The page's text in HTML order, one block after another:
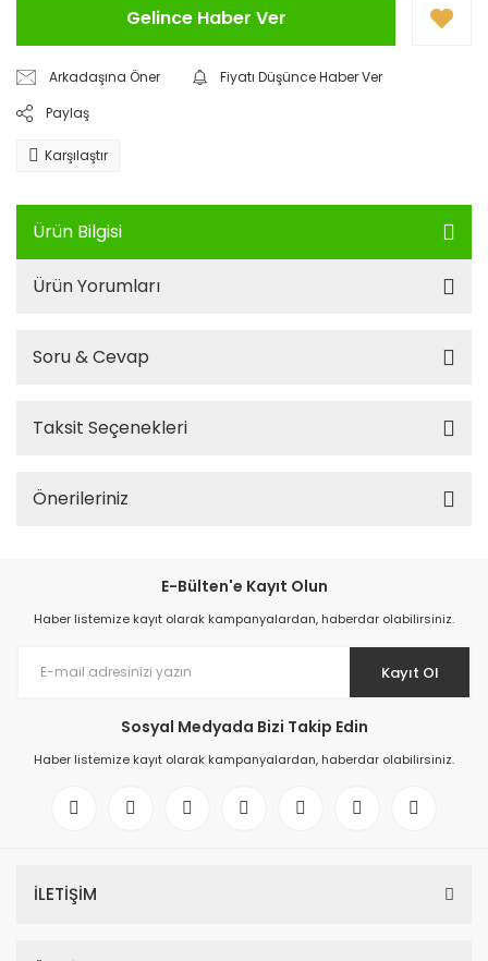
Gelince Haber Ver
Arkadaşına Öner
Fiyatı Düşünce Haber Ver
Paylaş
Karşılaştır
Ürün Bilgisi
Ürün Yorumları
Soru & Cevap
Taksit Seçenekleri
Önerileriniz
E-Bülten'e Kayıt Olun
Haber listemize kayıt olarak kampanyalardan, haberdar olabilirsiniz.
Kayıt Ol
Sosyal Medyada Bizi Takip Edin
Haber listemize kayıt olarak kampanyalardan, haberdar olabilirsiniz.
İLETİŞİM